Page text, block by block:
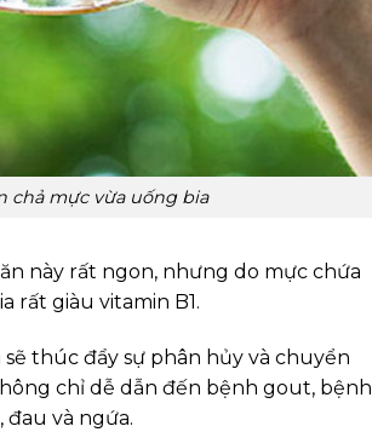
chả mực vừa uống bia
này rất ngon, nhưng do mực chứa
rất giàu vitamin B1.
thúc đẩy sự phân hủy và chuyển
chỉ dễ dẫn đến bệnh gout, bệnh
đau và ngứa.